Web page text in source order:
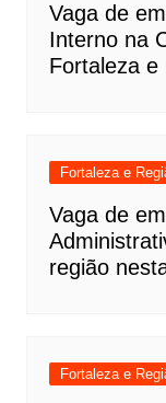
Vaga de
Interno na
Fortaleza e
Fortaleza e
Vaga de
região
Fortaleza e